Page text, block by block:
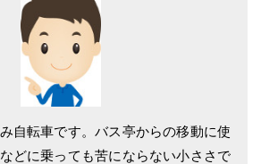
自転車です。バス亭からの移動に使
どに乗っても苦にならない小ささで